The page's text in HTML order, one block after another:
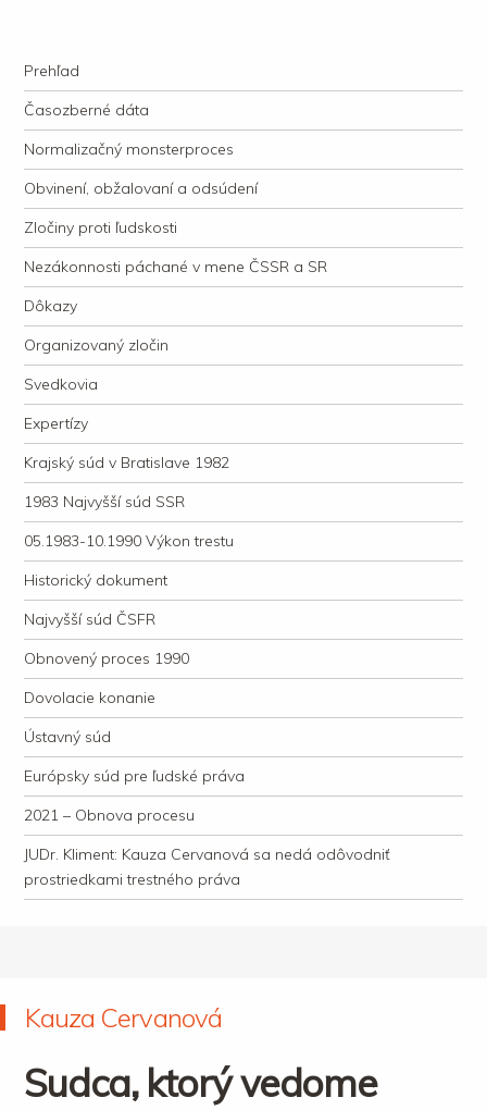
justície
Navigation
Skip to content
Prehľad
Časozberné dáta
Normalizačný monsterproces
Obvinení, obžalovaní a odsúdení
Zločiny proti ľudskosti
Nezákonnosti páchané v mene ČSSR a SR
Dôkazy
Organizovaný zločin
Svedkovia
Expertízy
Krajský súd v Bratislave 1982
1983 Najvyšší súd SSR
05.1983-10.1990 Výkon trestu
Historický dokument
Najvyšší súd ČSFR
Obnovený proces 1990
Dovolacie konanie
Ústavný súd
Európsky súd pre ľudské práva
2021 – Obnova procesu
JUDr. Kliment: Kauza Cervanová sa nedá odôvodniť
prostriedkami trestného práva
Kauza Cervanová
Sudca, ktorý vedome